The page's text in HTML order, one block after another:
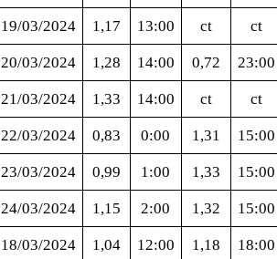
19/03/2024 1,17 13:00 ct ct
20/03/2024 1,28 14:00 0,72 23:00
21/03/2024 1,33 14:00 ct ct
22/03/2024 0,83 0:00 1,31 15:00
23/03/2024 0,99 1:00 1,33 15:00
24/03/2024 1,15 2:00 1,32 15:00
18/03/2024 1,04 12:00 1,18 18:00